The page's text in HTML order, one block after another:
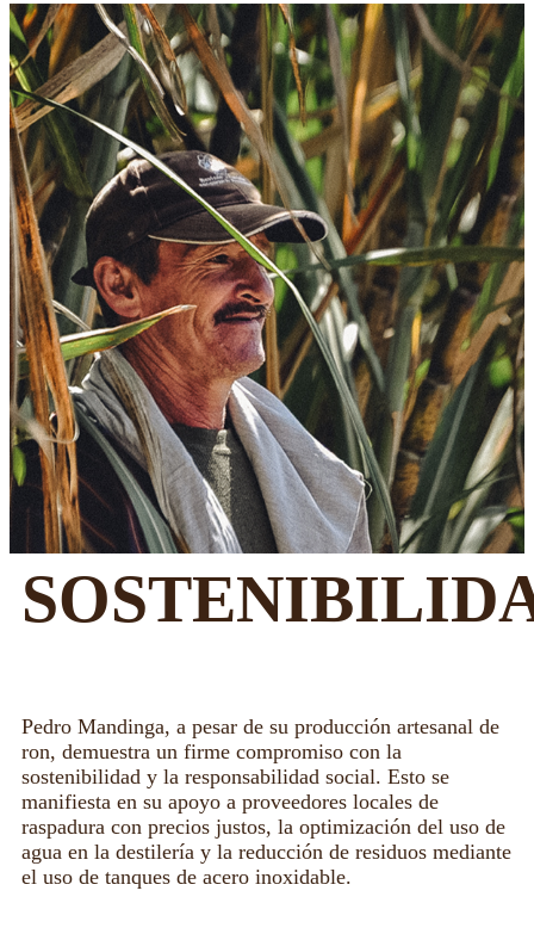
Pedro Mandinga, a pesar de su producción artesanal de
ron, demuestra un firme compromiso con la
sostenibilidad y la responsabilidad social. Esto se
manifiesta en su apoyo a proveedores locales de
raspadura con precios justos, la optimización del uso de
agua en la destilería y la reducción de residuos mediante
el uso de tanques de acero inoxidable.